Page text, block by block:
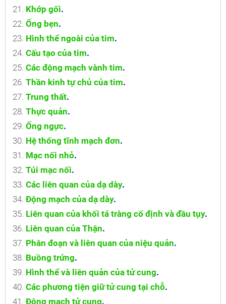
Khớp gối.
Ống bẹn.
Hình thể ngoài của tim.
Cấu tạo của tim.
Các động mạch vành tim.
Thần kinh tự chủ của tim.
Trung thất.
Thực quản.
Ống ngực.
Hệ thống tĩnh mạch đơn.
Mạc nối nhỏ.
Túi mạc nối.
Các liên quan của dạ dày.
Động mạch của dạ dày.
Liên quan của khối tá tràng cố định và đầu tụy.
Liên quan của Thận.
Phân đoạn và liên quan của niệu quản.
Buồng trứng.
Hình thể và liên quản của tử cung.
Các phương tiện giữ tử cung tại chỗ.
Động mạch tử cung.